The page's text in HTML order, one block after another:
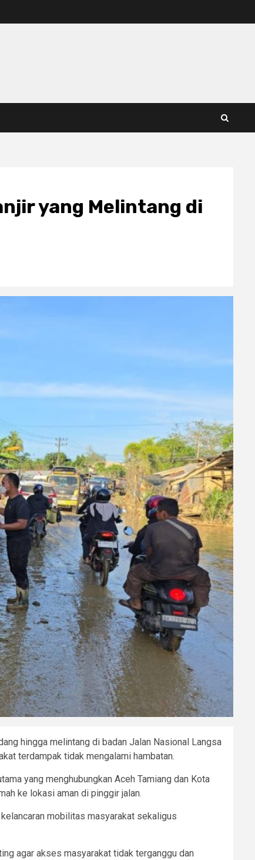
yang Melintang di
hingga melintang di badan Jalan Nasional Langsa
terdampak tidak mengalami hambatan.
yang menghubungkan Aceh Tamiang dan Kota
ke lokasi aman di pinggir jalan.
mobilitas masyarakat sekaligus
agar akses masyarakat tidak terganggu dan